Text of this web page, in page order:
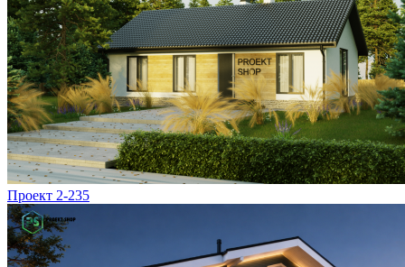
Проект 2-235